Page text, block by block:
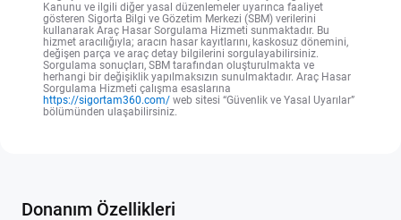
Kanunu ve ilgili diğer yasal düzenlemeler uyarınca faaliyet
gösteren Sigorta Bilgi ve Gözetim Merkezi (SBM) verilerini
kullanarak Araç Hasar Sorgulama Hizmeti sunmaktadır. Bu
hizmet aracılığıyla; aracın hasar kayıtlarını, kaskosuz dönemini,
değişen parça ve araç detay bilgilerini sorgulayabilirsiniz.
Sorgulama sonuçları, SBM tarafından oluşturulmakta ve
herhangi bir değişiklik yapılmaksızın sunulmaktadır. Araç Hasar
Sorgulama Hizmeti çalışma esaslarına
https://sigortam360.com/ web sitesi “Güvenlik ve Yasal Uyarılar”
bölümünden ulaşabilirsiniz.
Donanım Özellikleri